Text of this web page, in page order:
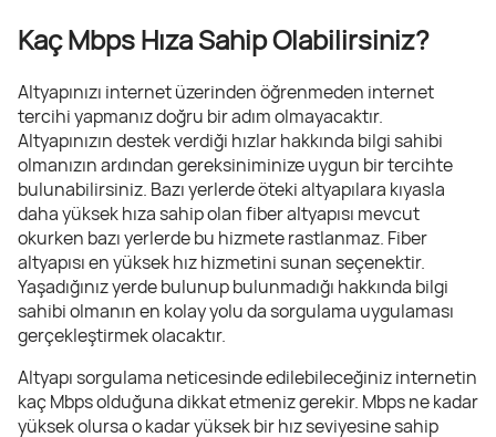
Kaç Mbps Hıza Sahip Olabilirsiniz?
Altyapınızı internet üzerinden öğrenmeden internet
tercihi yapmanız doğru bir adım olmayacaktır.
Altyapınızın destek verdiği hızlar hakkında bilgi sahibi
olmanızın ardından gereksiniminize uygun bir tercihte
bulunabilirsiniz. Bazı yerlerde öteki altyapılara kıyasla
daha yüksek hıza sahip olan fiber altyapısı mevcut
okurken bazı yerlerde bu hizmete rastlanmaz. Fiber
altyapısı en yüksek hız hizmetini sunan seçenektir.
Yaşadığınız yerde bulunup bulunmadığı hakkında bilgi
sahibi olmanın en kolay yolu da sorgulama uygulaması
gerçekleştirmek olacaktır.
Altyapı sorgulama neticesinde edilebileceğiniz internetin
kaç Mbps olduğuna dikkat etmeniz gerekir. Mbps ne kadar
yüksek olursa o kadar yüksek bir hız seviyesine sahip